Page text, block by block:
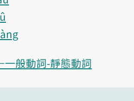
般動詞-靜態動詞